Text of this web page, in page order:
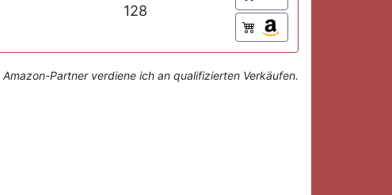
128
Amazon-Partner verdiene ich an qualifizierten Verkäufen.